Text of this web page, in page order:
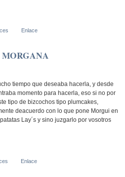
Enlace
MORGANA
tiempo que deseaba hacerla, y desde
momento para hacerla, eso si no por
tipo de bizcochos tipo plumcakes,
deacuerdo con lo que pone Morgui en
Lay´s y sino juzgarlo por vosotros
Enlace